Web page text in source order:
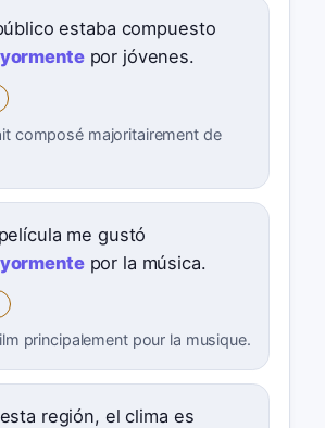
estaba compuesto
por jóvenes.
composé majoritairement de
me gustó
por la música.
principalement pour la musique.
región, el clima es